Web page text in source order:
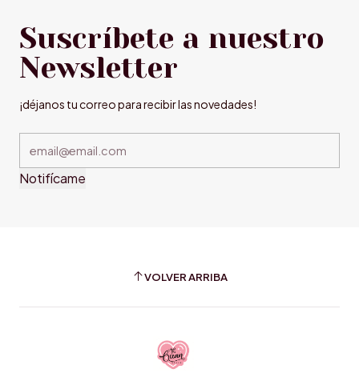
Suscríbete a nuestro
Newsletter
¡déjanos tu correo para recibir las novedades!
Notifícame
VOLVER ARRIBA